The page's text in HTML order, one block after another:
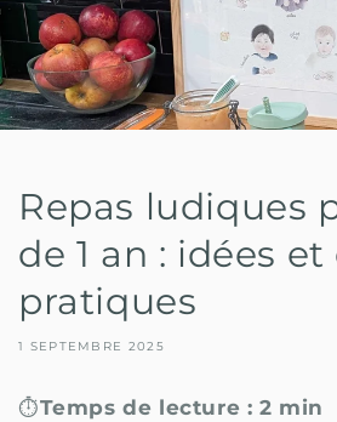
Repas ludiques
de 1 an : idées
pratiques
1 SEPTEMBRE 2025
⏱️Temps de lecture : 2 min